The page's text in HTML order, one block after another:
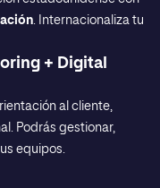
. Internacionaliza tu
+ Digital
al cliente,
Podrás gestionar,
equipos.